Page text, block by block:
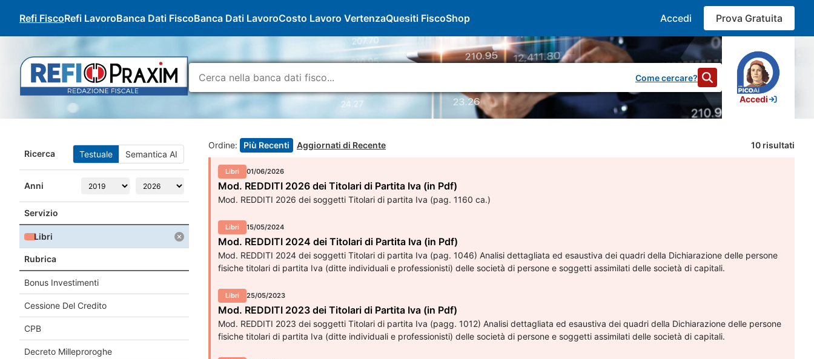
Refi FiscoRefi LavoroBanca Dati FiscoBanca Dati LavoroCosto Lavoro VertenzaQuesiti FiscoShop Accedi Prova Gratuita
Come cercare?
Accedi
Ricerca Testuale Semantica AI
Anni
Servizio
Libri
Rubrica
Bonus Investimenti
Cessione Del Credito
CPB
Decreto Milleproroghe
10 risultati
Ordine: Più Recenti Aggiornati di Recente
Libri 01/06/2026
Mod. REDDITI 2026 dei Titolari di Partita Iva (in Pdf)
Mod. REDDITI 2026 dei soggetti Titolari di partita Iva (pag. 1160 ca.)
Libri 15/05/2024
Mod. REDDITI 2024 dei Titolari di Partita Iva (in Pdf)
Mod. REDDITI 2024 dei soggetti Titolari di partita Iva (pag. 1046) Analisi dettagliata ed esaustiva dei quadri della Dichiarazione delle persone
fisiche titolari di partita Iva (ditte individuali e professionisti) delle società di persone e soggetti assimilati delle società di capitali.
Libri 25/05/2023
Mod. REDDITI 2023 dei Titolari di Partita Iva (in Pdf)
Mod. REDDITI 2023 dei soggetti Titolari di partita Iva (pagg. 1012) Analisi dettagliata ed esaustiva dei quadri della Dichiarazione delle persone
fisiche titolari di partita Iva (ditte individuali e professionisti) delle società di persone e soggetti assimilati delle società di capitali.